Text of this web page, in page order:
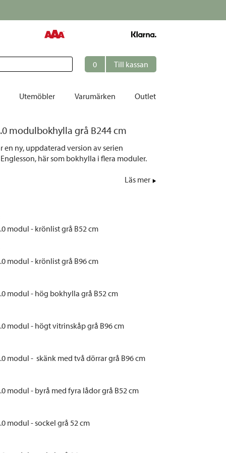
0 Till kassan
Utemöbler
och tält
soffgrupper
Varumärken Outlet
modulbokhylla grå B244 cm
en ny, uppdaterad version av serien
här som bokhylla i flera moduler.
Läs mer
modul - krönlist grå B52 cm
modul - krönlist grå B96 cm
modul - hög bokhylla grå B52 cm
modul - högt vitrinskåp grå B96 cm
modul -  skänk med två dörrar grå B96 cm
modul - byrå med fyra lådor grå B52 cm
modul - sockel grå 52 cm